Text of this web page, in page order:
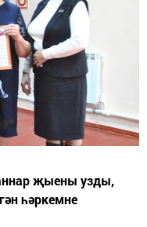
җыены узды,
һәркемне